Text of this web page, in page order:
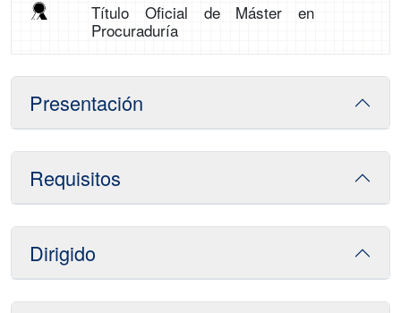
Título Oficial de Máster en
Procuraduría
Presentación
Requisitos
Dirigido